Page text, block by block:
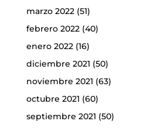
marzo 2022(51)
febrero 2022(40)
enero 2022(16)
diciembre 2021 (50)
noviembre 2021 (63)
octubre 2021 (60)
septiembre 2021 (50)